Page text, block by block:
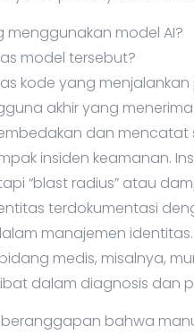
menggunakan model AI?
model tersebut?
kode yang menjalankan
akhir yang
dan mencatat
insiden keamanan.
“blast radius” atau
terdokumentasi
manajemen
medis, misalnya,
dalam diagnosis dan
bahwa